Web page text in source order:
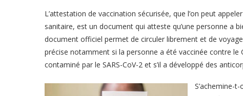
L’attestation de vaccination sécurisée, que l’on peut
sanitaire, est un document qui atteste qu’une personne a
document officiel permet de circuler librement et de
précise notamment si la personne a été vaccinée contre
contaminé par le SARS-CoV-2 et s’il a développé des
S’achemine-